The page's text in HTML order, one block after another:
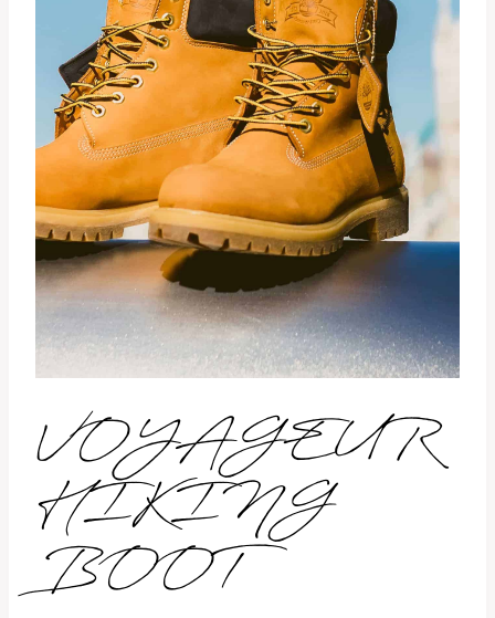
VOYAGEUR
HIKING
BOOT